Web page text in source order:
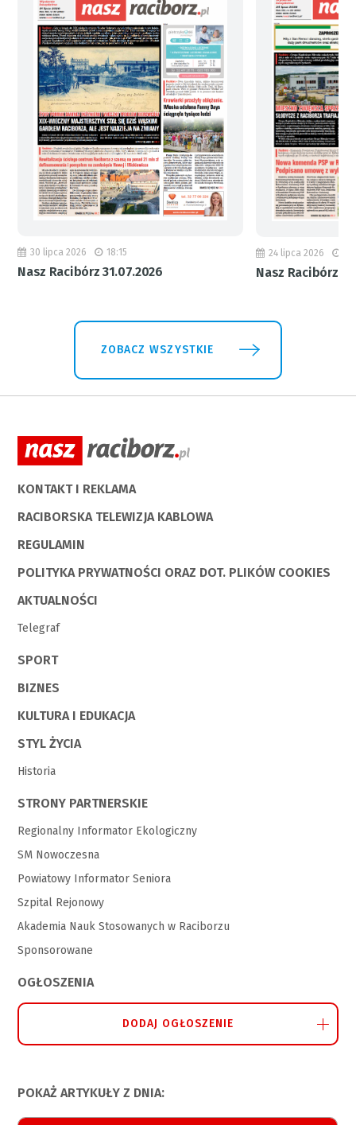
30 lipca 2026 18:15
Nasz Racibórz 31.07.2026
24 lipca 2026
Nasz Racibórz
ZOBACZ WSZYSTKIE
KONTAKT I REKLAMA
RACIBORSKA TELEWIZJA KABLOWA
REGULAMIN
POLITYKA PRYWATNOŚCI ORAZ DOT. PLIKÓW COOKIES
AKTUALNOŚCI
Telegraf
SPORT
BIZNES
KULTURA I EDUKACJA
STYL ŻYCIA
Historia
STRONY PARTNERSKIE
Regionalny Informator Ekologiczny
SM Nowoczesna
Powiatowy Informator Seniora
Szpital Rejonowy
Akademia Nauk Stosowanych w Raciborzu
Sponsorowane
OGŁOSZENIA
DODAJ OGŁOSZENIE
POKAŻ ARTYKUŁY Z DNIA: